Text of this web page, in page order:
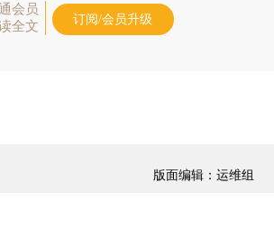
会员
全文
订阅/会员升级
版面编辑：运维组